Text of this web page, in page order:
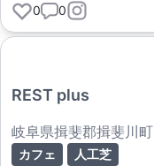
0 0
REST plus
岐阜県揖斐郡揖斐川町
カフェ 人工芝